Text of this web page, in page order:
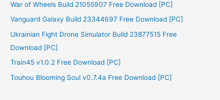
War of Wheels Build 21055907 Free Download [PC]
Vanguard Galaxy Build 23344697 Free Download [PC]
Ukrainian Fight Drone Simulator Build 23877515 Free
Download [PC]
Train45 v1.0.2 Free Download [PC]
Touhou Blooming Soul v0.7.4a Free Download [PC]